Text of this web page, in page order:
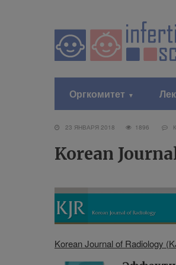
Оргкомитет
23 ЯНВАРЯ 2018 1896
Korean
Korean Journal of Radiology